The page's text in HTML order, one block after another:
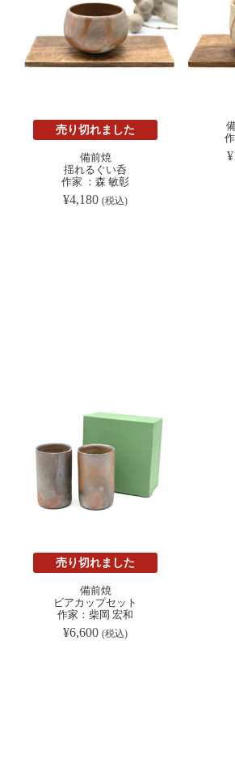
売り切れました
備前焼
揺れるぐい呑
作家 ：森 敏彰
¥4,180 (税込)
¥
売り切れました
備前焼
ビアカップセット
作家：柴岡 宏和
¥6,600 (税込)